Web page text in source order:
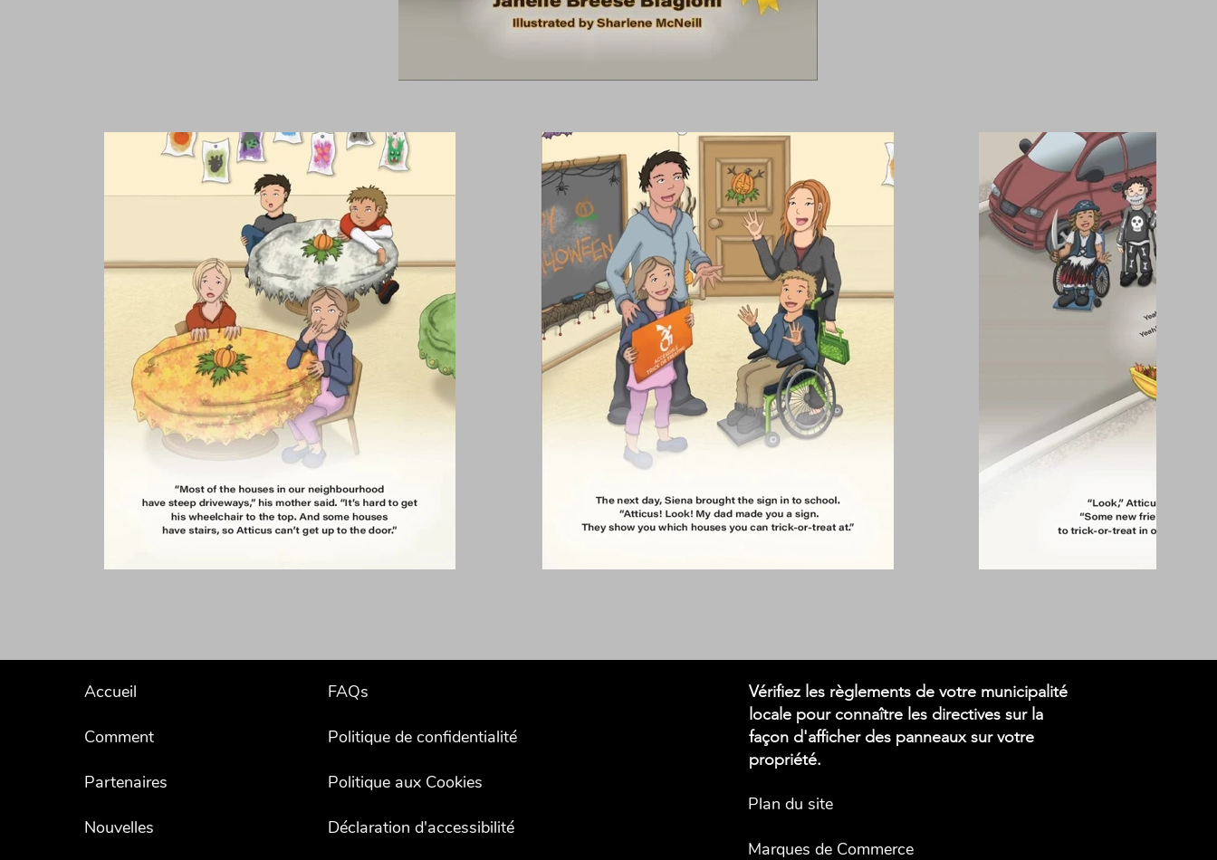
Accueil
Comment
Partenaires
Nouvelles
FAQs
Politique de confidentialité
Politique aux Cookies
Déclaration d'accessibilité
Vérifiez les règlements de votre municipalité
locale pour connaître les directives sur la
façon d'afficher des panneaux sur votre
propriété.
Plan du site
Marques de Commerce